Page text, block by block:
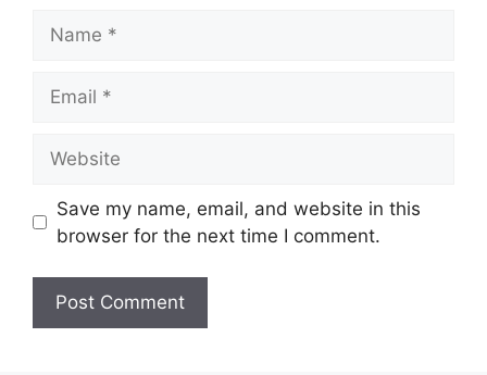
Save my name, email, and website in this
browser for the next time I comment.